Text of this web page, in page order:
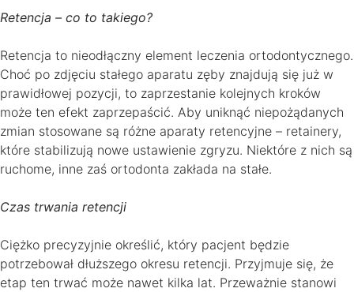
Retencja – co to takiego?
Retencja to nieodłączny element leczenia ortodontycznego.
Choć po zdjęciu stałego aparatu zęby znajdują się już w
prawidłowej pozycji, to zaprzestanie kolejnych kroków
może ten efekt zaprzepaścić. Aby uniknąć niepożądanych
zmian stosowane są różne aparaty retencyjne – retainery,
które stabilizują nowe ustawienie zgryzu. Niektóre z nich są
ruchome, inne zaś ortodonta zakłada na stałe.
Czas trwania retencji
Ciężko precyzyjnie określić, który pacjent będzie
potrzebował dłuższego okresu retencji. Przyjmuje się, że
etap ten trwać może nawet kilka lat. Przeważnie stanowi